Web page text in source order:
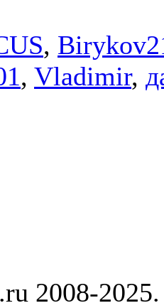
,
, Vladimir,
2008-